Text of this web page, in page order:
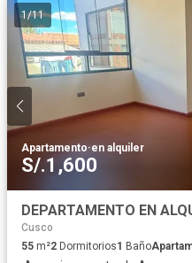
1/11
Apartamento·en alquiler
S/.1,600
Cusco
55 m²2 Dormitorios1 Baño